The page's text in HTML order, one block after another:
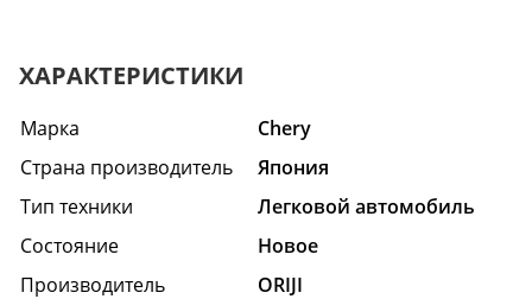
ХАРАКТЕРИСТИКИ
Марка
Chery
Страна производитель
Япония
Тип техники
Легковой автомобиль
Состояние
Hовое
Производитель
ORIJI